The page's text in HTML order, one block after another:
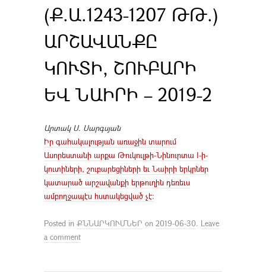
(Ք.Ա.1243-1207 ԹԹ.)
ԱՐՇԱՎԱՆՔԸ
ԿՈՒՏԻ, ՇՈՒԲԱՐԻ
ԵՎ ՆԱԻՐԻ – 2019-2
Արտակ Ս. Սարգսյան
Իր գահակալության առաջին տարում
Ասորեստանի արքա Թուկուլթի-Նինուրտա I-ի-
կուտիների, շուբարեցիների եւ Նաիրի երկրներ
կատարած արշավանքի երթուղին դեռեւս
ամբողջապէս հստակեցված չէ:
Posted in ՔՆՆԱՐԿՈՒՄՆԵՐ on 2019-06-30. Leave
a comment